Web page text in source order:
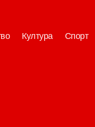
Култура Спорт